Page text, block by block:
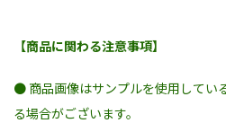
【商品に関わる注意事項】
● 商品画像はサンプルを使用してい
る場合がございます。